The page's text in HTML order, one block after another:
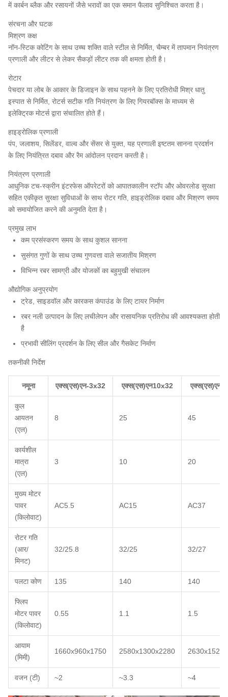
में कार्बन ब्लैक और रसायनों जैसे भरावों का एक समान फैलाव सुनिश्चित करता है।
संरचना और घटक
मिश्रण कक्ष
नॉन-स्टिक कोटिंग के साथ उच्च शक्ति वाले स्टील से निर्मित, चैम्बर में तापमान नियंत्रण
प्रणाली और लीटर से लेकर सैकड़ों लीटर तक की क्षमता होती है।
रोटार
पेचदार या लोब के आकार के डिजाइन के साथ पहनने के लिए प्रतिरोधी मिश्र धातु
इस्पात से निर्मित, रोटर्स सटीक गति नियंत्रण के लिए गियरबॉक्स के माध्यम से
इलेक्ट्रिक मोटर्स द्वारा संचालित होते हैं।
हाइड्रोलिक प्रणाली
पंप, जलाशय, सिलेंडर, वाल्व और सेंसर से युक्त, यह प्रणाली इष्टतम सानना प्रदर्शन
के लिए नियंत्रित दबाव और रैम आंदोलन प्रदान करती है।
नियंत्रण प्रणाली
आधुनिक टच-स्क्रीन इंटरफेस ऑपरेटरों को आपातकालीन स्टॉप और ओवरलोड सुरक्षा
सहित एकीकृत सुरक्षा सुविधाओं के साथ रोटर गति, हाइड्रोलिक दबाव और मिश्रण समय
को समायोजित करने की अनुमति देता है।
प्रमुख लाभ
कम प्रसंस्करण समय के साथ कुशल सानना
सुसंगत गुणों के साथ उच्च गुणवत्ता वाले सजातीय मिश्रण
विभिन्न रबर सामग्री और योजकों का बहुमुखी संचालन
औद्योगिक अनुप्रयोग
ट्रेड, साइडवॉल और कारकस कंपाउंड के लिए टायर निर्माण
रबर नली उत्पादन के लिए लचीलेपन और रासायनिक प्रतिरोध की आवश्यकता होती
है
प्रभावी सीलिंग प्रदर्शन के लिए सील और गैसकेट निर्माण
तकनीकी निर्देश
नमूना एक्स(एस)एन-3x32 एक्स(एस)एन10x32
कुल
आयतन
(एल)
8 25 45
कार्यशील
मात्रा
(एल)
3 10 20
मुख्य मोटर
पावर
(किलोवाट)
AC5.5 AC15 AC37
रोटर गति
(आर/
मिनट)
32/25.8 32/25 32/27
पलटा कोण 135 140 140
फ्लिप
मोटर पावर
(किलोवाट)
0.55 1.1 1.5
आयाम
(मिमी)
1660x960x1750 2580x1300x2280
वजन (टी) ~2 ~3.3 ~4